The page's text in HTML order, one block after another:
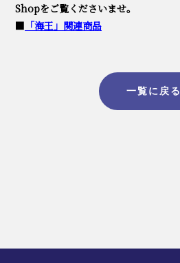
Shopをご覧くださいませ。
■ 「海王」関連商品
一覧に戻る